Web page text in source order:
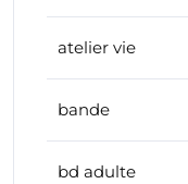
atelier vie
bande
bd adulte